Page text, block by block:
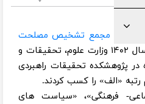
مجمع تشخیص مصلحت
، بر اساس ارزیابی‌های سال ۱۴۰۲ وزارت علوم، تحقیقات و
شده در پژوهشکده تحقیقات راهبردی
«الف» را کسب کردند.
فرهنگی»، «سیاست های